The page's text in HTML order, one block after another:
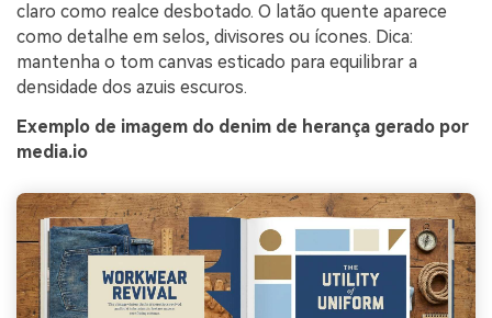
claro como realce desbotado. O latão quente aparece
como detalhe em selos, divisores ou ícones. Dica:
mantenha o tom canvas esticado para equilibrar a
densidade dos azuis escuros.
Exemplo de imagem do denim de herança gerado por
media.io